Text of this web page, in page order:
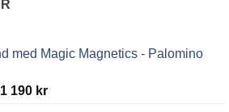
med Magic Magnetics - Palomino
1 190 krPrice